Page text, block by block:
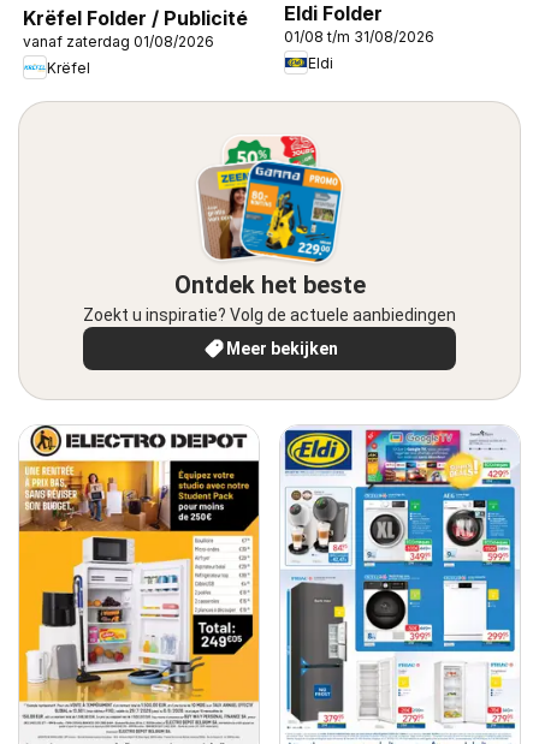
Krëfel Folder / Publicité
vanaf zaterdag 01/08/2026
Krëfel
Eldi Folder
01/08 t/m 31/08/2026
Eldi
Ontdek het beste
Zoekt u inspiratie? Volg de actuele aanbiedingen
Meer bekijken